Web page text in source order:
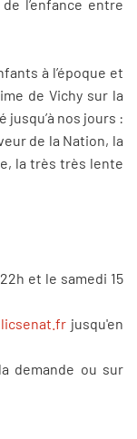
l’enfance entre
à l’époque et
de Vichy sur la
jusqu’à nos jours :
de la Nation, la
la très très lente
et le samedi 15
jusqu'en
demande ou sur